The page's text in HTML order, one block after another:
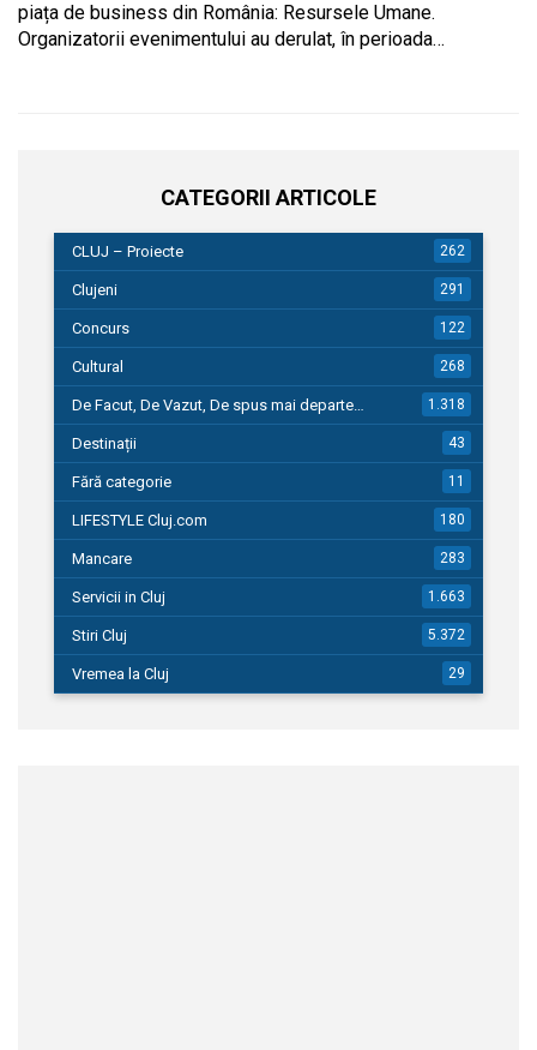
piața de business din România: Resursele Umane.
Organizatorii evenimentului au derulat, în perioada…
CATEGORII ARTICOLE
CLUJ – Proiecte 262
Clujeni 291
Concurs 122
Cultural 268
De Facut, De Vazut, De spus mai departe… 1.318
Destinații 43
Fără categorie 11
LIFESTYLE Cluj.com 180
Mancare 283
Servicii in Cluj 1.663
Stiri Cluj 5.372
Vremea la Cluj 29